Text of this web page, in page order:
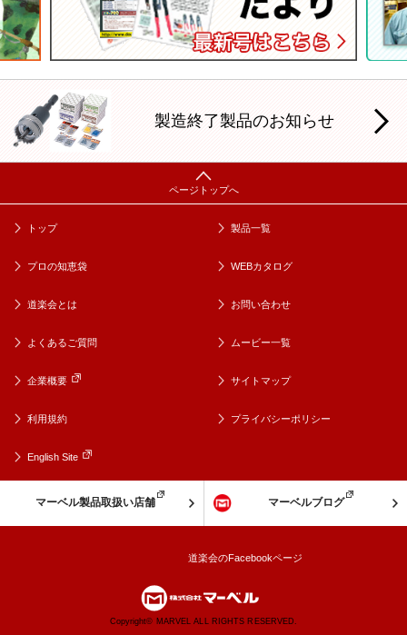
製造終了製品のお知らせ
トップ 製品一覧
プロの知恵袋 WEBカタログ
道楽会とは お問い合わせ
よくあるご質問 ムービー一覧
企業概要 サイトマップ
利用規約 プライバシーポリシー
English Site
マーベル製品取扱い店舗 マーベルブログ
道楽会のFacebookページ
Copyright© MARVEL ALL RIGHTS RESERVED.